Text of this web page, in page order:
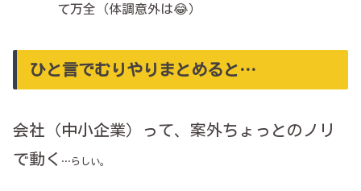
て万全（体調意外は😂）
ひと言でむりやりまとめると…
会社（中小企業）って、案外ちょっとのノリ
で動く …らしい。